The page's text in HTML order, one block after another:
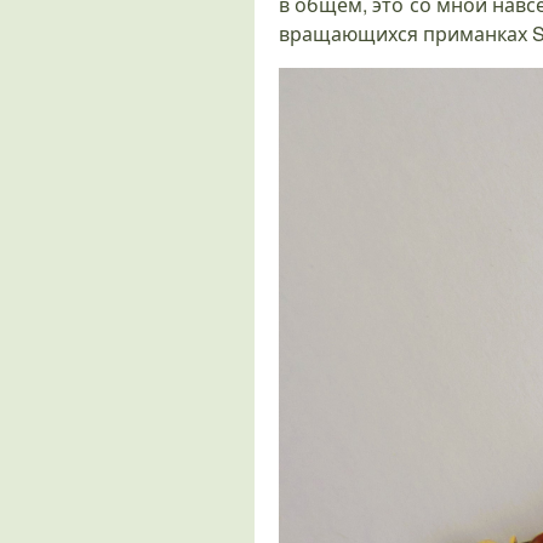
вращающихся приманках